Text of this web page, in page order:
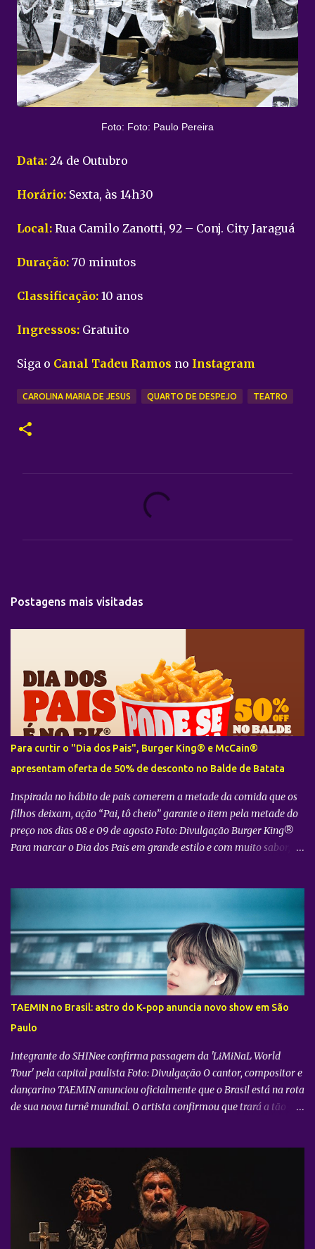
Foto: Foto: Paulo Pereira
Data: 24 de Outubro
Horário: Sexta, às 14h30
Local: Rua Camilo Zanotti, 92 – Conj. City Jaraguá
Duração: 70 minutos
Classificação: 10 anos
Ingressos: Gratuito
Siga o Canal Tadeu Ramos no Instagram
CAROLINA MARIA DE JESUS QUARTO DE DESPEJO TEATRO
r
o
s
Postagens mais visitadas
Para curtir o "Dia dos Pais", Burger King® e McCain®
apresentam oferta de 50% de desconto no Balde de Batata
Inspirada no hábito de pais comerem a metade da comida que os
filhos deixam, ação “Pai, tô cheio” garante o item pela metade do
preço nos dias 08 e 09 de agosto Foto: Divulgação Burger King®
Para marcar o Dia dos Pais em grande estilo e com muito sabor, o
campanha parte de uma situação muito comum no dia a dia das
famílias: o hábito dos pais de passarem a vida comendo o que
sobra dos pedidos de seus filhos. Para inverter esse jogo, nos dias
08 e 09 de agosto , já que os pais frequentemente consomem a
metade, eles também pagarão metade do preço no Balde de
Batata. “Momentos especiais pedem celebração e diversão. Por
isso, nosso objetivo é deixar esse encontro ainda mais gostoso,
oferecendo uma batata no padrão do BK®, crocante e saborosa,
para que pais e filhos a...
TAEMIN no Brasil: astro do K-pop anuncia novo show em São
Paulo
Integrante do SHINee confirma passagem da 'LiMiNaL World
Tour' pela capital paulista Foto: Divulgação O cantor, compositor e
dançarino TAEMIN anunciou oficialmente que o Brasil está na rota
de sua nova turnê mundial. O artista confirmou que trará a tão
oficialmente como “2026-27 TAEMIN WORLD TOUR ” , a nova
excursão do astro rodará o mundo com apresentações distribuídas
pela Ásia, América do Norte e América do Sul. Além do aguardado
encontro com os fãs brasileiros em São Paulo, a agenda
internacional do artista tem paradas confirmadas em metrópoles
como Seul, San José, Los Angeles, Las Vegas, Grand Prairie,